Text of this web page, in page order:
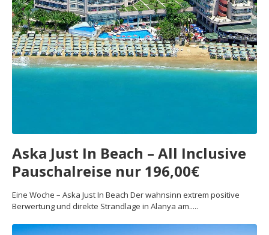
Aska Just In Beach – All Inclusive
Pauschalreise nur 196,00€
Eine Woche – Aska Just In Beach Der wahnsinn extrem positive
Berwertung und direkte Strandlage in Alanya am.....